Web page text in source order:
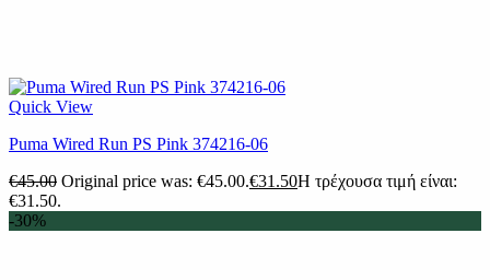
Quick View
Puma Wired Run PS Pink 374216-06
€45.00 Original price was: €45.00.€31.50Η τρέχουσα τιμή είναι:
€31.50.
-30%